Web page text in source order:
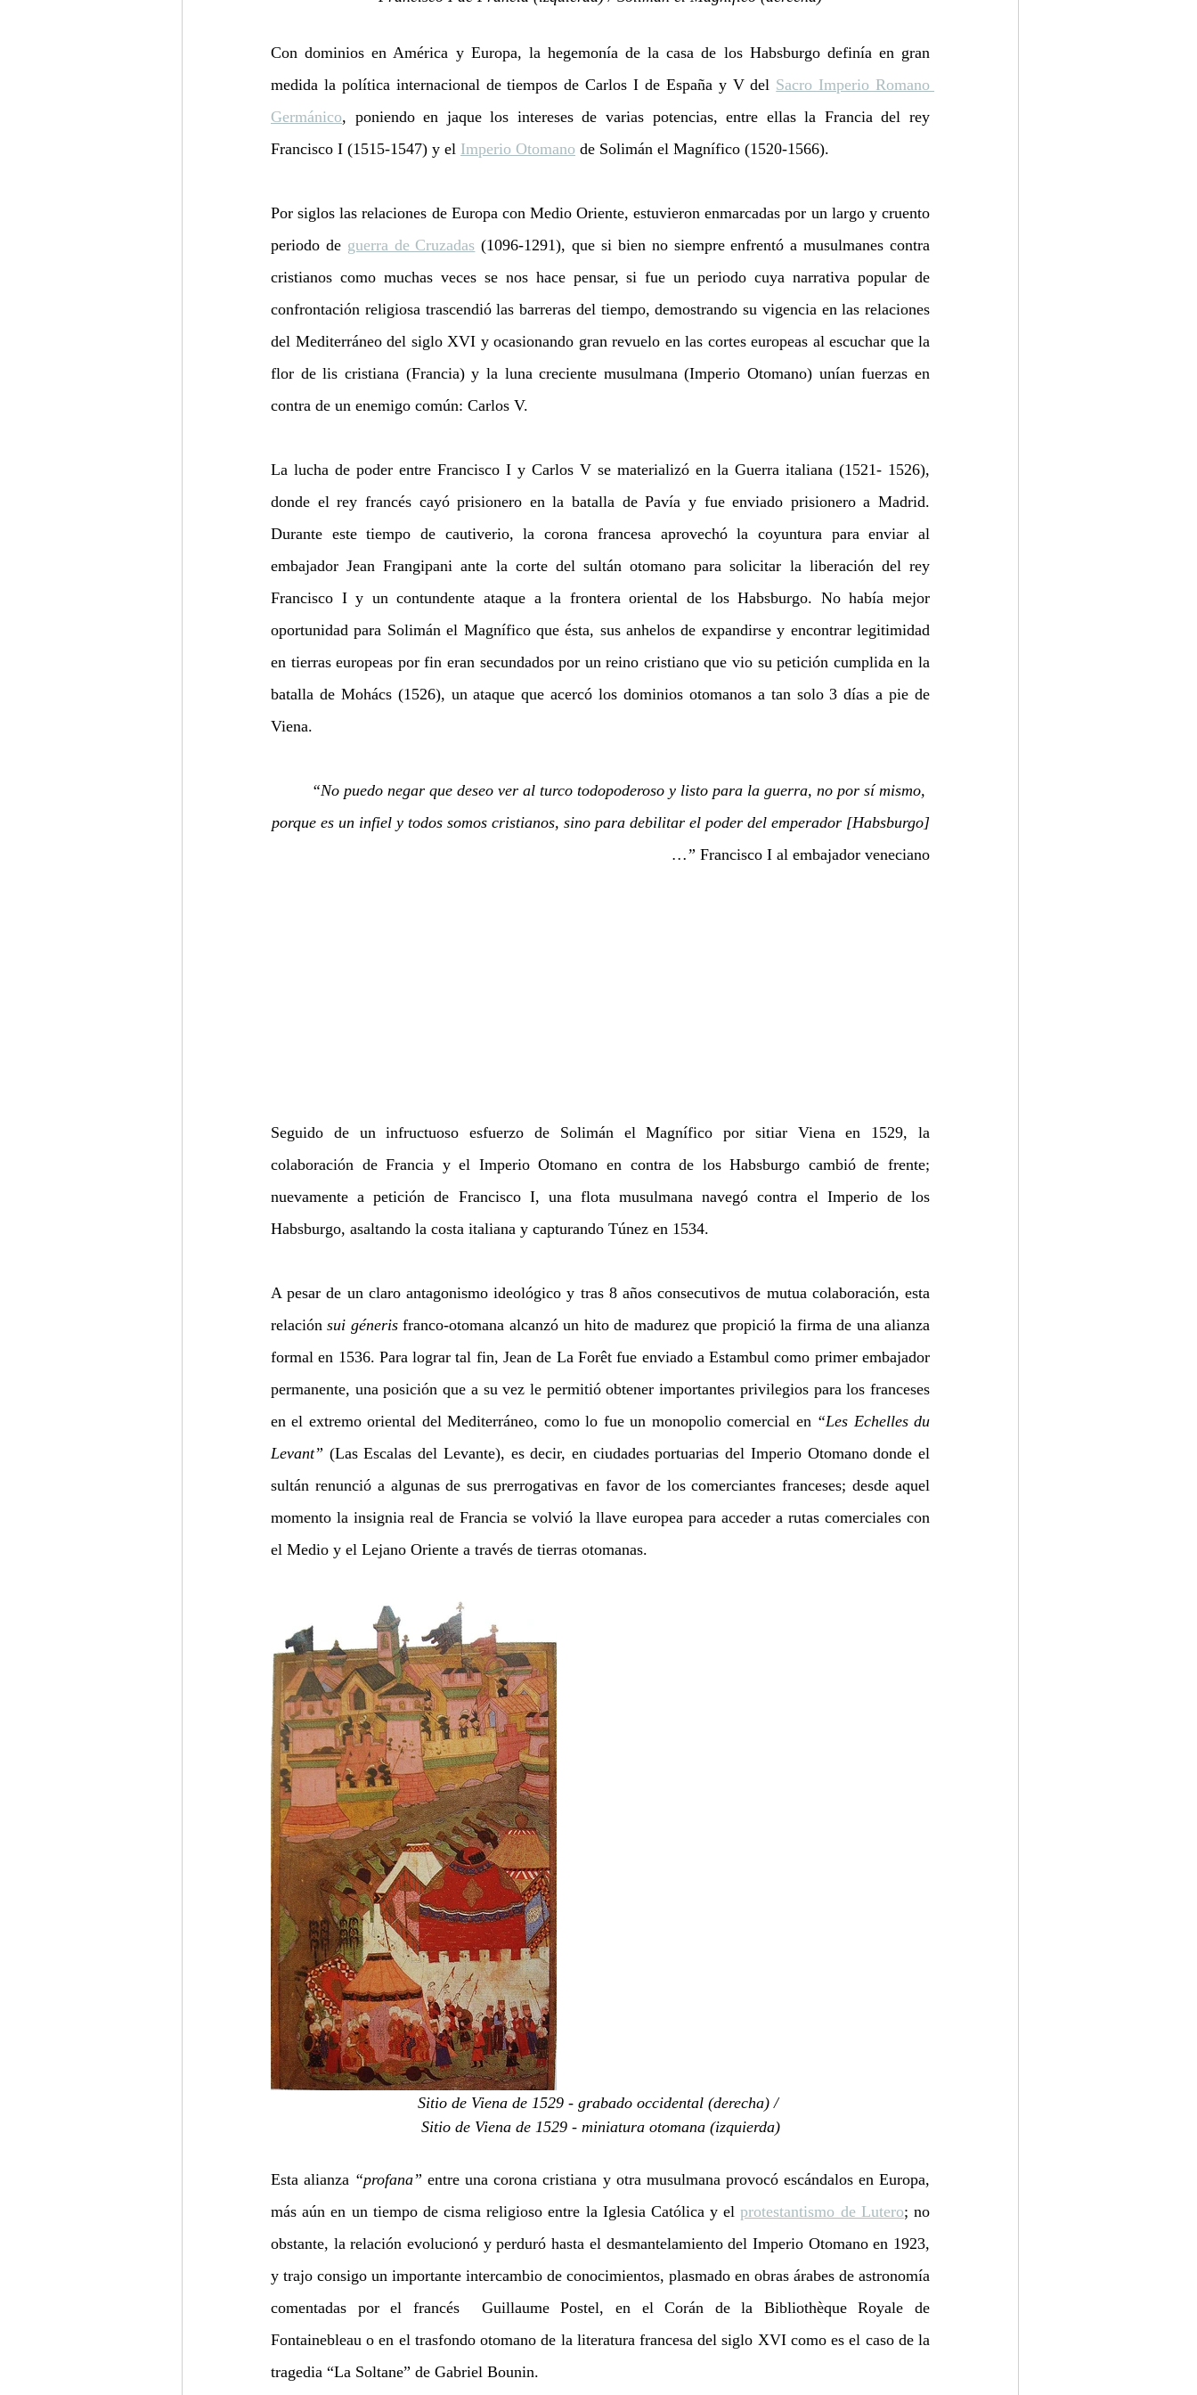
Con dominios en América y Europa, la hegemonía de la casa de los Habsburgo definía en gran
medida la política internacional de tiempos de Carlos I de España y V del Sacro Imperio Romano
Germánico, poniendo en jaque los intereses de varias potencias, entre ellas la Francia del rey
Francisco I (1515-1547) y el Imperio Otomano de Solimán el Magnífico (1520-1566).
Por siglos las relaciones de Europa con Medio Oriente, estuvieron enmarcadas por un largo y cruento
periodo de guerra de Cruzadas (1096-1291), que si bien no siempre enfrentó a musulmanes contra
cristianos como muchas veces se nos hace pensar, si fue un periodo cuya narrativa popular de
confrontación religiosa trascendió las barreras del tiempo, demostrando su vigencia en las relaciones
del Mediterráneo del siglo XVI y ocasionando gran revuelo en las cortes europeas al escuchar que la
flor de lis cristiana (Francia) y la luna creciente musulmana (Imperio Otomano) unían fuerzas en
contra de un enemigo común: Carlos V.
La lucha de poder entre Francisco I y Carlos V se materializó en la Guerra italiana (1521- 1526),
donde el rey francés cayó prisionero en la batalla de Pavía y fue enviado prisionero a Madrid.
Durante este tiempo de cautiverio, la corona francesa aprovechó la coyuntura para enviar al
embajador Jean Frangipani ante la corte del sultán otomano para solicitar la liberación del rey
Francisco I y un contundente ataque a la frontera oriental de los Habsburgo. No había mejor
oportunidad para Solimán el Magnífico que ésta, sus anhelos de expandirse y encontrar legitimidad
en tierras europeas por fin eran secundados por un reino cristiano que vio su petición cumplida en la
batalla de Mohács (1526), un ataque que acercó los dominios otomanos a tan solo 3 días a pie de
Viena.
“No puedo negar que deseo ver al turco todopoderoso y listo para la guerra, no por sí mismo,
porque es un infiel y todos somos cristianos, sino para debilitar el poder del emperador [Habsburgo]
…” Francisco I al embajador veneciano
Seguido de un infructuoso esfuerzo de Solimán el Magnífico por sitiar Viena en 1529, la
colaboración de Francia y el Imperio Otomano en contra de los Habsburgo cambió de frente;
nuevamente a petición de Francisco I, una flota musulmana navegó contra el Imperio de los
Habsburgo, asaltando la costa italiana y capturando Túnez en 1534.
A pesar de un claro antagonismo ideológico y tras 8 años consecutivos de mutua colaboración, esta
relación sui géneris franco-otomana alcanzó un hito de madurez que propició la firma de una alianza
formal en 1536. Para lograr tal fin, Jean de La Forêt fue enviado a Estambul como primer embajador
permanente, una posición que a su vez le permitió obtener importantes privilegios para los franceses
en el extremo oriental del Mediterráneo, como lo fue un monopolio comercial en “Les Echelles du
Levant” (Las Escalas del Levante), es decir, en ciudades portuarias del Imperio Otomano donde el
sultán renunció a algunas de sus prerrogativas en favor de los comerciantes franceses; desde aquel
momento la insignia real de Francia se volvió la llave europea para acceder a rutas comerciales con
el Medio y el Lejano Oriente a través de tierras otomanas.
Sitio de Viena de 1529 - grabado occidental (derecha) /
Sitio de Viena de 1529 - miniatura otomana (izquierda)
Esta alianza “profana” entre una corona cristiana y otra musulmana provocó escándalos en Europa,
más aún en un tiempo de cisma religioso entre la Iglesia Católica y el protestantismo de Lutero; no
obstante, la relación evolucionó y perduró hasta el desmantelamiento del Imperio Otomano en 1923,
y trajo consigo un importante intercambio de conocimientos, plasmado en obras árabes de astronomía
comentadas por el francés  Guillaume Postel, en el Corán de la Bibliothèque Royale de
Fontainebleau o en el trasfondo otomano de la literatura francesa del siglo XVI como es el caso de la
tragedia “La Soltane” de Gabriel Bounin.